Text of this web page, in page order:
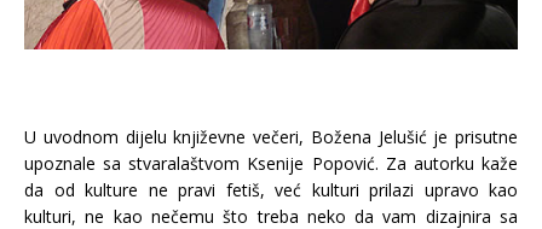
U uvodnom dijelu književne večeri, Božena Jelušić je prisutne
upoznale sa stvaralaštvom Ksenije Popović. Za autorku kaže
da od kulture ne pravi fetiš, već kulturi prilazi upravo kao
kulturi, ne kao nečemu što treba neko da vam dizajnira sa